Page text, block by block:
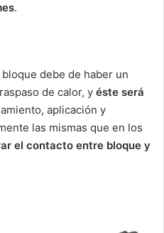
.
debe de haber un
de calor, y éste será
aplicación y
las mismas que en los
el contacto entre bloque y